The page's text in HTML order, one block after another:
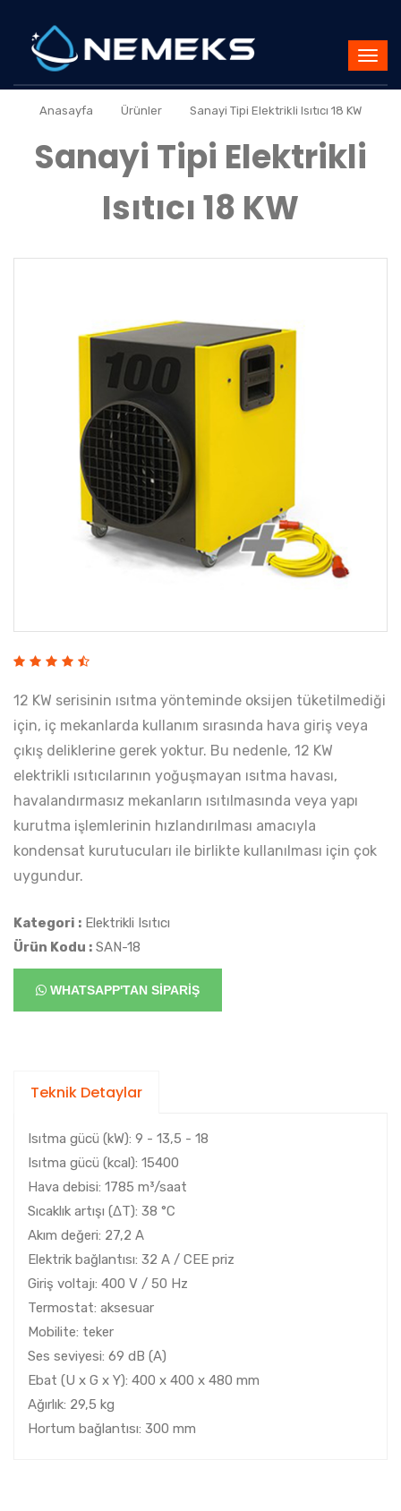
Anasayfa Ürünler Sanayi Tipi Elektrikli Isıtıcı 18 KW
Sanayi Tipi Elektrikli
Isıtıcı 18 KW
12 KW serisinin ısıtma yönteminde oksijen tüketilmediği
için, iç mekanlarda kullanım sırasında hava giriş veya
çıkış deliklerine gerek yoktur. Bu nedenle, 12 KW
elektrikli ısıtıcılarının yoğuşmayan ısıtma havası,
havalandırmasız mekanların ısıtılmasında veya yapı
kurutma işlemlerinin hızlandırılması amacıyla
kondensat kurutucuları ile birlikte kullanılması için çok
uygundur.
Kategori : Elektrikli Isıtıcı
Ürün Kodu : SAN-18
WHATSAPP'TAN SİPARİŞ
Teknik Detaylar
Isıtma gücü (kW): 9 - 13,5 - 18
Isıtma gücü (kcal): 15400
Hava debisi: 1785 m³/saat
Sıcaklık artışı (ΔT): 38 °C
Akım değeri: 27,2 A
Elektrik bağlantısı: 32 A / CEE priz
Giriş voltajı: 400 V / 50 Hz
Termostat: aksesuar
Mobilite: teker
Ses seviyesi: 69 dB (A)
Ebat (U x G x Y): 400 x 400 x 480 mm
Ağırlık: 29,5 kg
Hortum bağlantısı: 300 mm